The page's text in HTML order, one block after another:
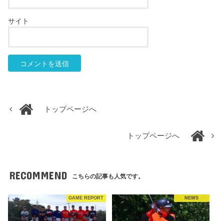
サイト
トップページへ
トップページへ
RECOMMEND こちらの記事も人気です。
GAME REPORT NEWS